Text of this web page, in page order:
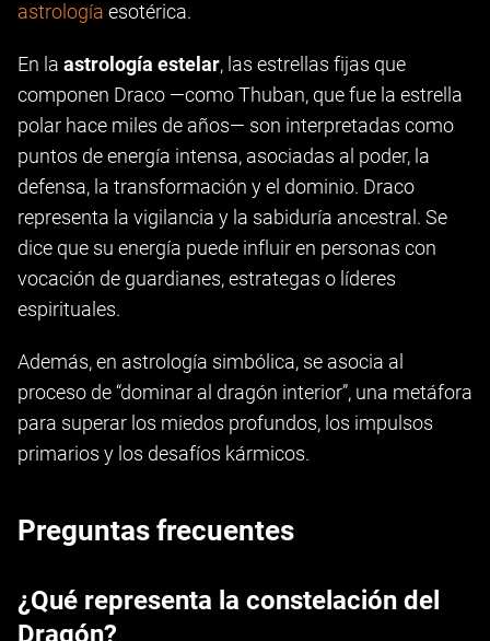
astrología esotérica.
En la astrología estelar, las estrellas fijas que
componen Draco —como Thuban, que fue la estrella
polar hace miles de años— son interpretadas como
puntos de energía intensa, asociadas al poder, la
defensa, la transformación y el dominio. Draco
representa la vigilancia y la sabiduría ancestral. Se
dice que su energía puede influir en personas con
vocación de guardianes, estrategas o líderes
espirituales.
Además, en astrología simbólica, se asocia al
proceso de “dominar al dragón interior”, una metáfora
para superar los miedos profundos, los impulsos
primarios y los desafíos kármicos.
Preguntas frecuentes
¿Qué representa la constelación del
Dragón?